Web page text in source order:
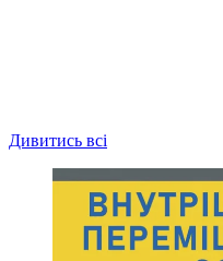
Дивитись всі